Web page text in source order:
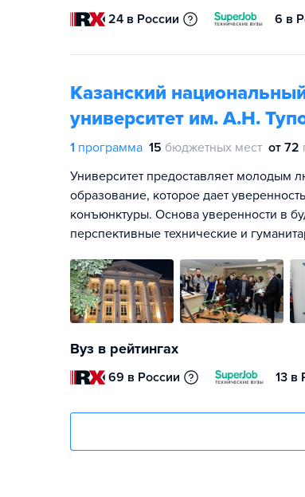
24 в России 6 в
Казанский
университет им. А.Н.
1 программа 15 бюджетных мест от 72
Университет предоставляет молодым
образование, которое дает
конъюнктуры. Основа уверенности в
перспективные технические и
Вуз в рейтингах
69 в России 13 в